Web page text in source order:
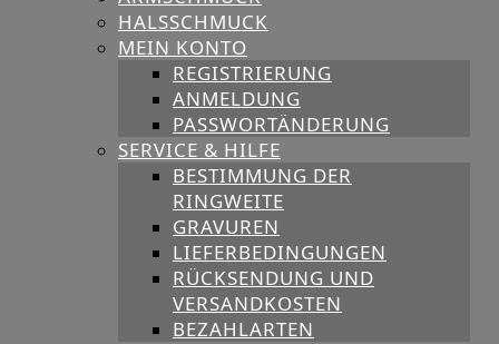
HALSSCHMUCK
MEIN KONTO
REGISTRIERUNG
ANMELDUNG
PASSWORTÄNDERUNG
SERVICE & HILFE
BESTIMMUNG DER
RINGWEITE
GRAVUREN
LIEFERBEDINGUNGEN
RÜCKSENDUNG UND
VERSANDKOSTEN
BEZAHLARTEN